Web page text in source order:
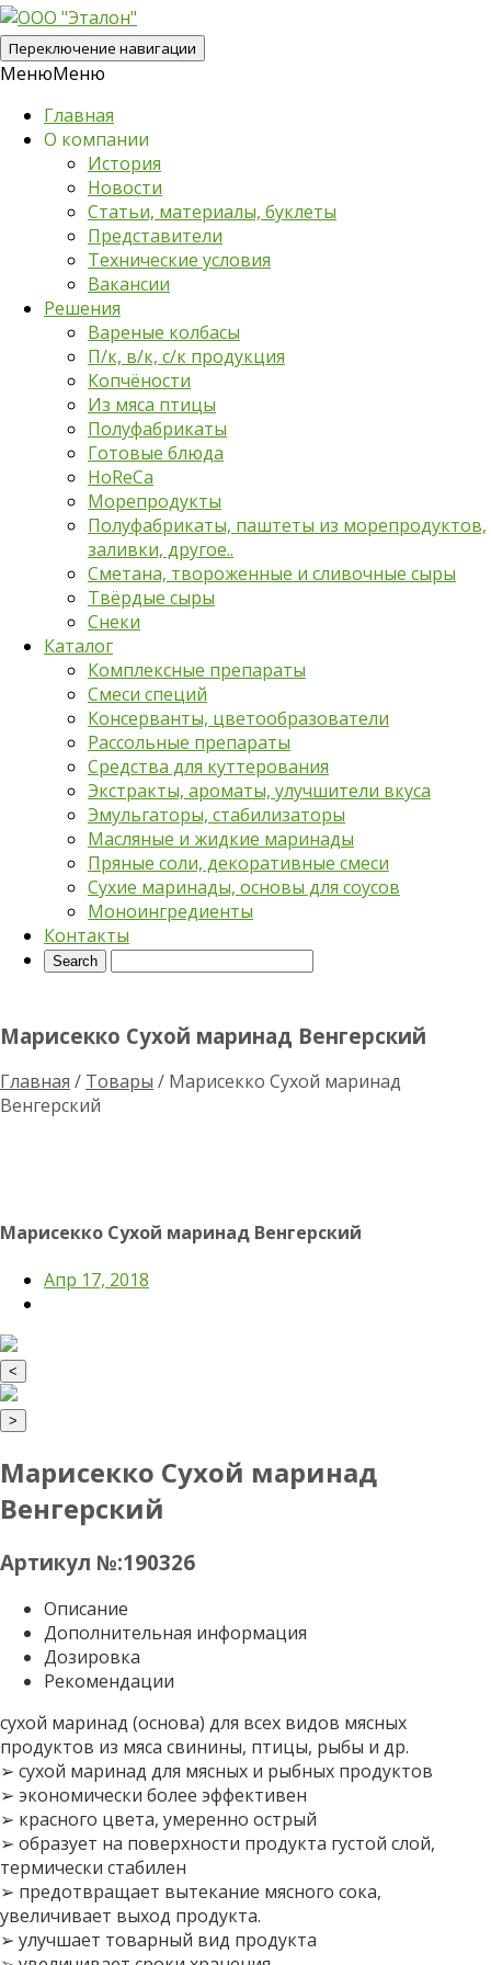
Переключение навигации
МенюМеню
Главная
О компании
История
Новости
Статьи, материалы, буклеты
Представители
Технические условия
Вакансии
Решения
Вареные колбасы
П/к, в/к, с/к продукция
Копчёности
Из мяса птицы
Полуфабрикаты
Готовые блюда
HoReCa
Морепродукты
Полуфабрикаты, паштеты из морепродуктов,
заливки, другое..
Сметана, твороженные и сливочные сыры
Твёрдые сыры
Снеки
Каталог
Комплексные препараты
Смеси специй
Консерванты, цветообразователи
Рассольные препараты
Средства для куттерования
Экстракты, ароматы, улучшители вкуса
Эмульгаторы, стабилизаторы
Масляные и жидкие маринады
Пряные соли, декоративные смеси
Сухие маринады, основы для соусов
Моноингредиенты
Контакты
Марисекко Сухой маринад Венгерский
Главная / Товары / Марисекко Сухой маринад
Венгерский
Марисекко Сухой маринад Венгерский
Апр 17, 2018
<
>
Марисекко Сухой маринад
Венгерский
Артикул №:190326
Описание
Дополнительная информация
Дозировка
Рекомендации
сухой маринад (основа) для всех видов мясных
продуктов из мяса свинины, птицы, рыбы и др.
➢ сухой маринад для мясных и рыбных продуктов
➢ экономически более эффективен
➢ красного цвета, умеренно острый
➢ образует на поверхности продукта густой слой,
термически стабилен
➢ предотвращает вытекание мясного сока,
увеличивает выход продукта.
➢ улучшает товарный вид продукта